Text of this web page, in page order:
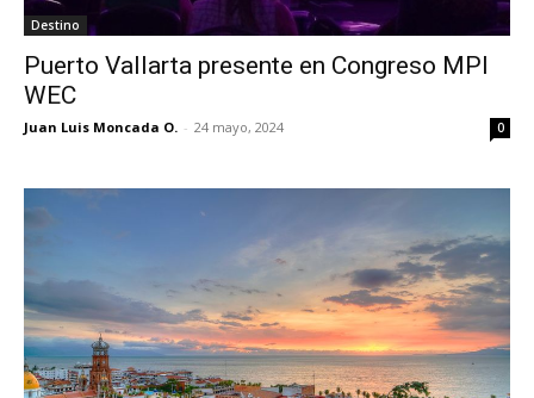
Destino
Puerto Vallarta presente en Congreso MPI
WEC
Juan Luis Moncada O. - 24 mayo, 2024 0